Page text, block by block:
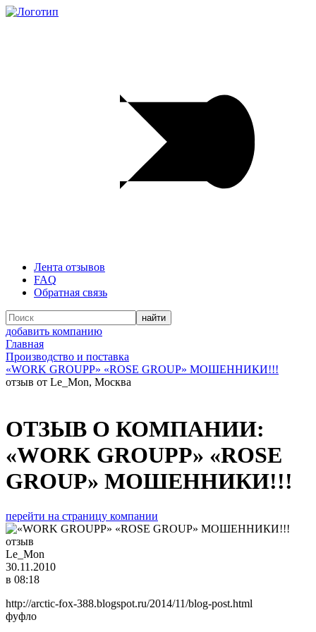
Лента отзывов
FAQ
Обратная связь
добавить компанию
Главная
Производство и поставка
«WORK GROUPP» «ROSE GROUP» МОШЕННИКИ!!!
отзыв от Le_Mon, Москва
ОТЗЫВ О КОМПАНИИ:
«WORK GROUPP» «ROSE
GROUP» МОШЕННИКИ!!!
перейти на страницу компании
Le_Mon
30.11.2010
в 08:18
http://arctic-fox-388.blogspot.ru/2014/11/blog-post.html
фуфло